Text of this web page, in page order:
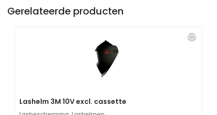
Gerelateerde producten
Lashelm 3M 10V excl. cassette